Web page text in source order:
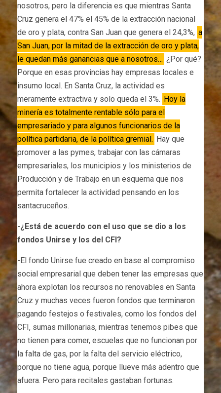
nosotros, pero la diferencia es que mientras Santa
Cruz genera el 47% el 45% de la extracción nacional
de oro y plata, contra San Juan que genera el 24,3%, a
San Juan, por la mitad de la extracción de oro y plata,
le quedan más ganancias que a nosotros… ¿Por qué?
Porque en esas provincias hay empresas locales e
insumo local. En Santa Cruz, la actividad es
meramente extractiva y solo queda el 3%. Hoy la
minería es totalmente rentable sólo para el
empresariado y para algunos funcionarios de la
política partidaria, de la política gremial. Hay que
promover a las pymes, trabajar con las cámaras
empresariales, los municipios y los ministerios de
Producción y de Trabajo en un esquema que nos
permita fortalecer la actividad pensando en los
santacruceños.
-¿Está de acuerdo con el uso que se dio a los
fondos Unirse y los del CFI?
-El fondo Unirse fue creado en base al compromiso
social empresarial que deben tener las empresas que
ahora explotan los recursos no renovables en Santa
Cruz y muchas veces fueron fondos que terminaron
pagando festejos o festivales, como los fondos del
CFI, sumas millonarias, mientras tenemos pibes que
no tienen para comer, escuelas que no funcionan por
la falta de gas, por la falta del servicio eléctrico,
porque no tiene agua, porque llueve más adentro que
afuera. Pero para recitales gastaban fortunas.